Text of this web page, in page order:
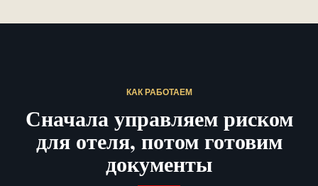
КАК РАБОТАЕМ
Сначала управляем риском
для отеля, потом готовим
документы